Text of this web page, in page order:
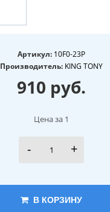
Артикул: 10F0-23P
Производитель: KING TONY
910 руб.
Цена за 1
- +
В КОРЗИНУ